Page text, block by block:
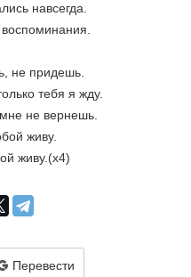
навсегда.
не придешь.
тебя я жду.
не вернешь.
живу.
живу.(х4)
Перевести